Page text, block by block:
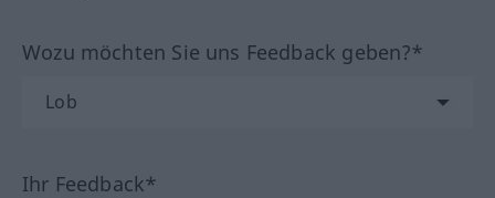
Wozu möchten Sie uns Feedback geben?*
Ihr Feedback*